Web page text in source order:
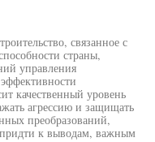
связанное с
страны,
управления
качественный уровень
агрессию и защищать
преобразований,
придти к выводам, важным